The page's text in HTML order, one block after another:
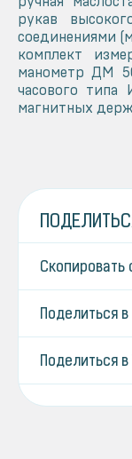
рукав
соединениями
комплект
манометр ДМ
часового типа
магнитных
Скопировать
Поделиться
Поделиться